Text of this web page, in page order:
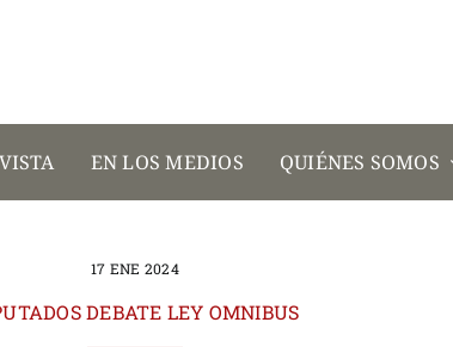
EN LOS MEDIOS QUIÉNES SOMOS
17 ENE 2024
DEBATE LEY OMNIBUS